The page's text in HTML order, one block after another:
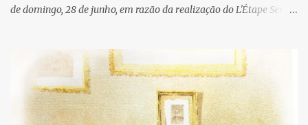
de domingo, 28 de junho, em razão da realização do L'Étape Serra
reunirá atletas de diferentes regiões do país e terá percursos
passando pelos municípios de Serra Negra, Amparo, Monte Alegre
do Sul, Lindoia e Socorro. Para garantir a segurança dos
participantes e do público, diversos trechos de rodovias e estradas